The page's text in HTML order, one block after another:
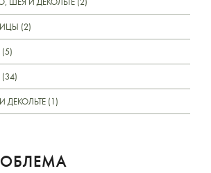
(2)
ДЕКОЛЬТЕ (1)